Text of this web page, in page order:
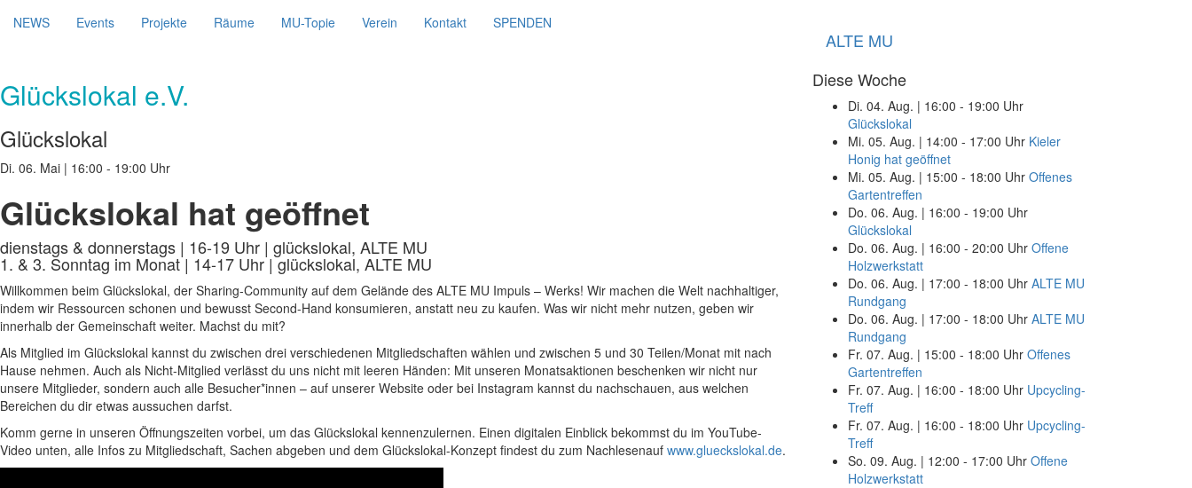
NEWS Events Projekte Räume MU-Topie Verein Kontakt SPENDEN
ALTE MU
Glückslokal e.V.
Glückslokal
Di. 06. Mai | 16:00 - 19:00 Uhr
Glückslokal hat geöffnet
dienstags & donnerstags | 16-19 Uhr | glückslokal, ALTE MU
1. & 3. Sonntag im Monat | 14-17 Uhr | glückslokal, ALTE MU
Willkommen beim Glückslokal, der Sharing-Community auf dem Gelände des ALTE MU Impuls – Werks! Wir machen die Welt nachhaltiger,
indem wir Ressourcen schonen und bewusst Second-Hand konsumieren, anstatt neu zu kaufen. Was wir nicht mehr nutzen, geben wir
innerhalb der Gemeinschaft weiter. Machst du mit?
Als Mitglied im Glückslokal kannst du zwischen drei verschiedenen Mitgliedschaften wählen und zwischen 5 und 30 Teilen/Monat mit nach
Hause nehmen. Auch als Nicht-Mitglied verlässt du uns nicht mit leeren Händen: Mit unseren Monatsaktionen beschenken wir nicht nur
unsere Mitglieder, sondern auch alle Besucher*innen – auf unserer Website oder bei Instagram kannst du nachschauen, aus welchen
Bereichen du dir etwas aussuchen darfst.
Komm gerne in unseren Öffnungszeiten vorbei, um das Glückslokal kennenzulernen. Einen digitalen Einblick bekommst du im YouTube-
Video unten, alle Infos zu Mitgliedschaft, Sachen abgeben und dem Glückslokal-Konzept findest du zum Nachlesenauf www.glueckslokal.de.
Diese Woche
Di. 04. Aug. | 16:00 - 19:00 Uhr
Glückslokal
Mi. 05. Aug. | 14:00 - 17:00 Uhr Kieler
Honig hat geöffnet
Mi. 05. Aug. | 15:00 - 18:00 Uhr Offenes
Gartentreffen
Do. 06. Aug. | 16:00 - 19:00 Uhr
Glückslokal
Do. 06. Aug. | 16:00 - 20:00 Uhr Offene
Holzwerkstatt
Do. 06. Aug. | 17:00 - 18:00 Uhr ALTE MU
Rundgang
Do. 06. Aug. | 17:00 - 18:00 Uhr ALTE MU
Rundgang
Fr. 07. Aug. | 15:00 - 18:00 Uhr Offenes
Gartentreffen
Fr. 07. Aug. | 16:00 - 18:00 Uhr Upcycling-
Treff
Fr. 07. Aug. | 16:00 - 18:00 Uhr Upcycling-
Treff
So. 09. Aug. | 12:00 - 17:00 Uhr Offene
Holzwerkstatt